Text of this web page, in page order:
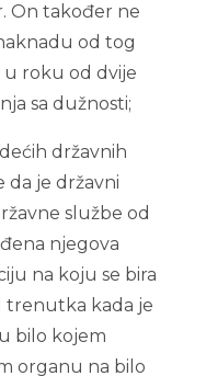
On također ne
od tog
u roku od dvije
sa dužnosti;
državnih
da je državni
službe od
njegova
na koju se bira
trenutka kada je
bilo kojem
organu na bilo